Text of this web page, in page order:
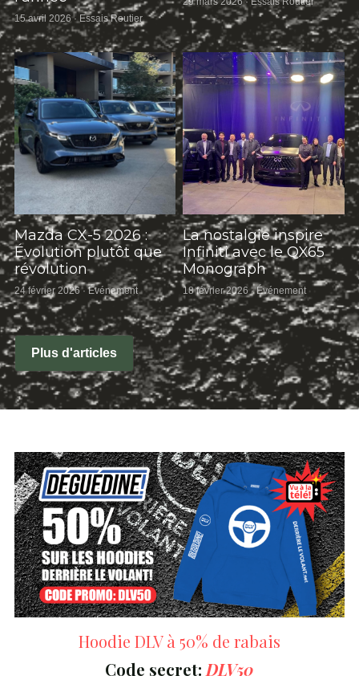
15 avril 2026·Essais Routier
Mazda CX-5 2026 :
Évolution plutôt que
révolution
24 février 2026·Événement
La nostalgie inspire
Infiniti avec le QX65
Monograph
18 février 2026 ·Événement
Plus d'articles
Hoodie DLV à 50% de rabais
Code secret: DLV50